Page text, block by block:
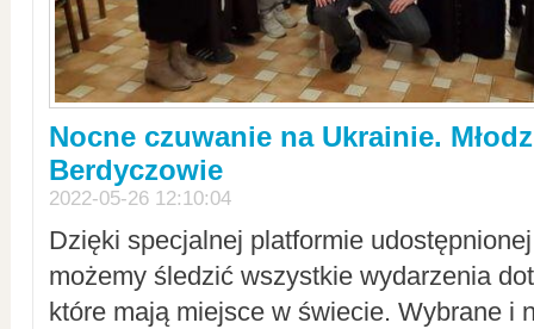
Nocne czuwanie na Ukrainie.
Berdyczowie
2022-05-26 12:10:04
Dzięki specjalnej platformie
możemy śledzić wszystkie wydarzenia
które mają miejsce w świecie. Wybrane i